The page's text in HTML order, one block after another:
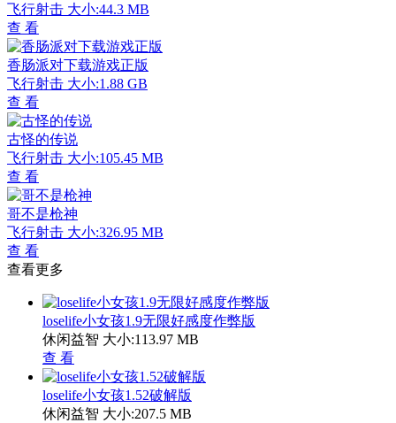
飞行射击 大小:44.3 MB
查 看
香肠派对下载游戏正版
飞行射击 大小:1.88 GB
查 看
古怪的传说
飞行射击 大小:105.45 MB
查 看
哥不是枪神
飞行射击 大小:326.95 MB
查 看
查看更多
loselife小女孩1.9无限好感度作弊版
休闲益智 大小:113.97 MB
查 看
loselife小女孩1.52破解版
休闲益智 大小:207.5 MB